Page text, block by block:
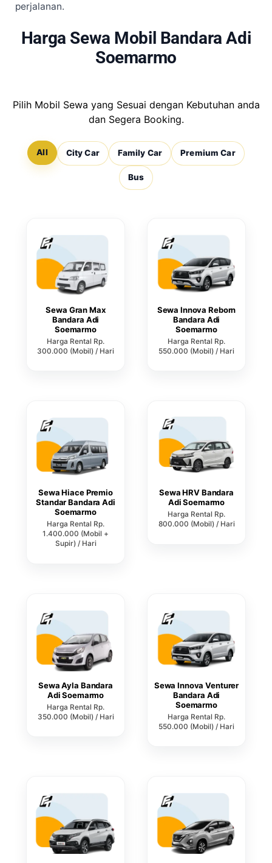
perjalanan.
Harga Sewa Mobil Bandara Adi
Soemarmo
Pilih Mobil Sewa yang Sesuai dengan Kebutuhan anda
dan Segera Booking.
All City Car Family Car Premium Car
Bus
Sewa Gran Max
Bandara Adi
Soemarmo
Harga Rental Rp.
300.000 (Mobil) / Hari
Sewa Innova Reborn
Bandara Adi
Soemarmo
Harga Rental Rp.
550.000 (Mobil) / Hari
Sewa Hiace Premio
Standar Bandara Adi
Soemarmo
Harga Rental Rp.
1.400.000 (Mobil +
Supir) / Hari
Sewa HRV Bandara
Adi Soemarmo
Harga Rental Rp.
800.000 (Mobil) / Hari
Sewa Ayla Bandara
Adi Soemarmo
Harga Rental Rp.
350.000 (Mobil) / Hari
Sewa Innova Venturer
Bandara Adi
Soemarmo
Harga Rental Rp.
550.000 (Mobil) / Hari